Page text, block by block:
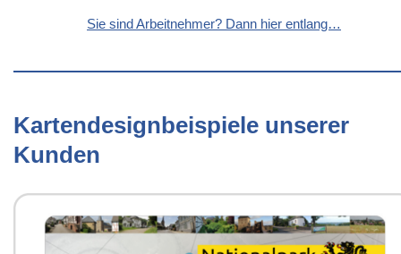
Sie sind Arbeitnehmer? Dann hier entlang…
Kartendesignbeispiele unserer
Kunden